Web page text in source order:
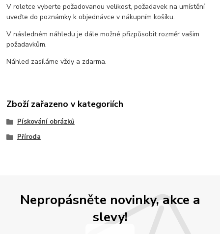
V roletce vyberte požadovanou velikost, požadavek na umístění
uveďte do poznámky k objednávce v nákupním košíku.
V následném náhledu je dále možné přizpůsobit rozměr vašim
požadavkům.
Náhled zasíláme vždy a zdarma.
Zboží zařazeno v kategoriích
Pískování obrázků
Příroda
Nepropásněte novinky, akce a
slevy!